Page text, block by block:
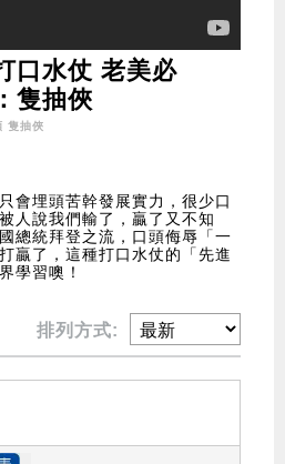
口水仗 老美必
隻抽俠
隻抽俠
會埋頭苦幹發展實力，很少口
人說我們輸了，贏了又不知
總統拜登之流，口頭侮辱「一
贏了，這種打口水仗的「先進
學習噢！
排列方式: